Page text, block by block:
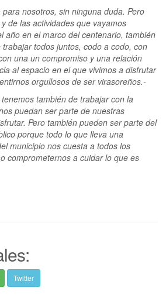
nosotros, sin ninguna duda. Pero
de las actividades que vayamos
año en el marco del centenario, también
todos juntos, codo a codo, con
una un compromiso y una relación
al espacio en el que vivimos a disfrutar
orgullosos de ser virasoreños.-
también de trabajar con la
puedan ser parte de nuestras
Pero también pueden ser parte del
porque todo lo que lleva una
municipio nos cuesta a todos los
comprometernos a cuidar lo que es
Twitter